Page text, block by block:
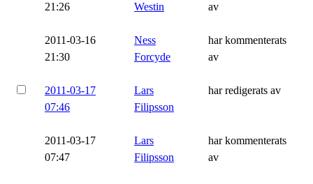
21:26
Westin
av
2011-03-16
21:30
Ness
Forcyde
har kommenterats
av
2011-03-17
07:46
Lars
Filipsson
har redigerats av
2011-03-17
07:47
Lars
Filipsson
har kommenterats
av